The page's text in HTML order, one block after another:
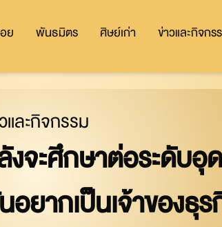
ย พันธมิตร ศิษย์เก่า ข่าวและกิจกร
และกิจกรรม
จะศึกษาต่อระดับ
ยากเป็นเจ้าของธุ